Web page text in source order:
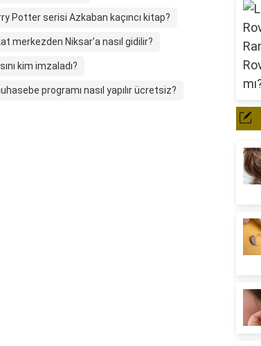
Potter serisi Azkaban kaçıncı kitap?
merkezden Niksar'a nasıl gidilir?
kim imzaladı?
programı nasıl yapılır ücretsiz?